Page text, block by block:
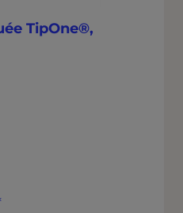
TipOne®,